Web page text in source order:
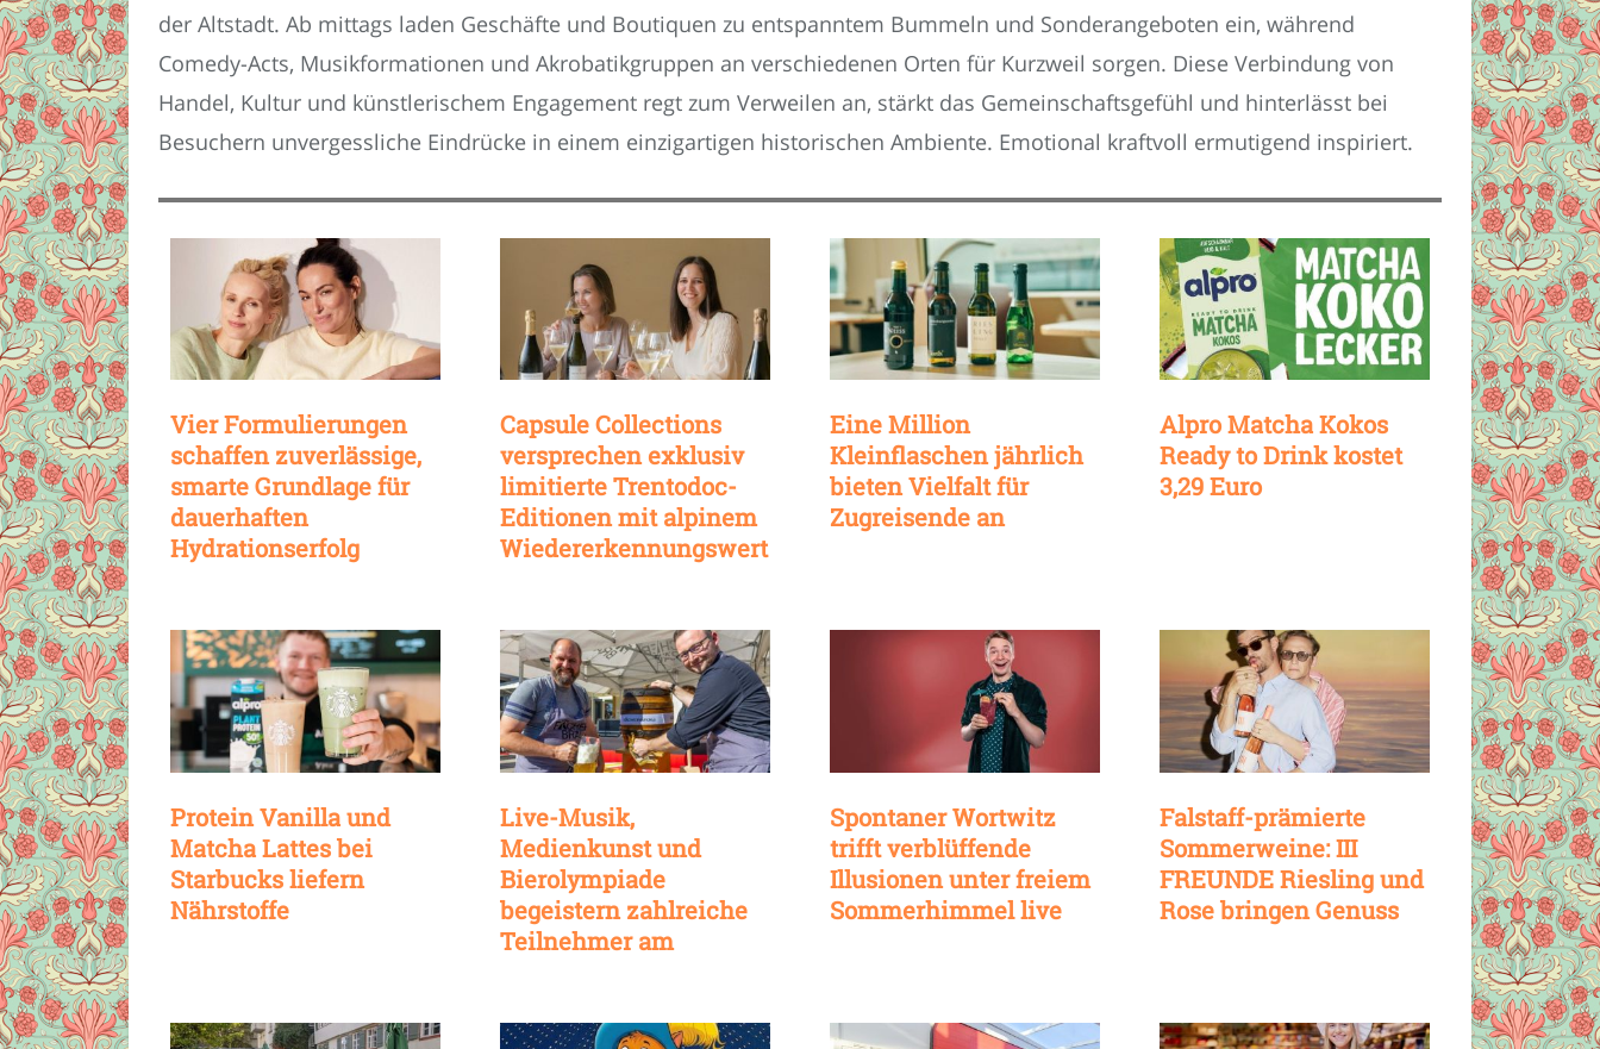
der Altstadt. Ab mittags laden Geschäfte und Boutiquen zu entspanntem Bummeln und Sonderangeboten ein, während
Comedy-Acts, Musikformationen und Akrobatikgruppen an verschiedenen Orten für Kurzweil sorgen. Diese Verbindung von
Handel, Kultur und künstlerischem Engagement regt zum Verweilen an, stärkt das Gemeinschaftsgefühl und hinterlässt bei
Besuchern unvergessliche Eindrücke in einem einzigartigen historischen Ambiente. Emotional kraftvoll ermutigend inspiriert.
Vier Formulierungen
schaffen zuverlässige,
smarte Grundlage für
dauerhaften
Hydrationserfolg
Capsule Collections
versprechen exklusiv
limitierte Trentodoc-
Editionen mit alpinem
Wiedererkennungswert
Eine Million
Kleinflaschen jährlich
bieten Vielfalt für
Zugreisende an
Alpro Matcha Kokos
Ready to Drink kostet
3,29 Euro
Protein Vanilla und
Matcha Lattes bei
Starbucks liefern
Nährstoffe
Live-Musik,
Medienkunst und
Bierolympiade
begeistern zahlreiche
Teilnehmer am
Spontaner Wortwitz
trifft verblüffende
Illusionen unter freiem
Sommerhimmel live
Falstaff-prämierte
Sommerweine: III
FREUNDE Riesling und
Rose bringen Genuss